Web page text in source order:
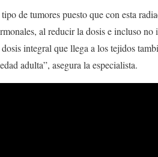
de tumores puesto que con esta
al reducir la dosis e incluso no
integral que llega a los tejidos
adulta”, asegura la especialista.